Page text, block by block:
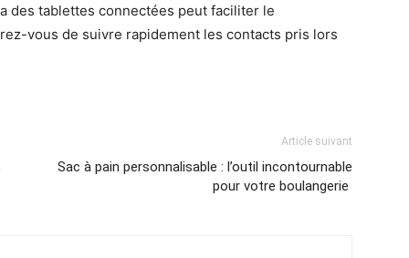
des tablettes connectées peut faciliter le
vous de suivre rapidement les contacts pris lors
Article suivant
Sac à pain personnalisable : l’outil incontournable
pour votre boulangerie